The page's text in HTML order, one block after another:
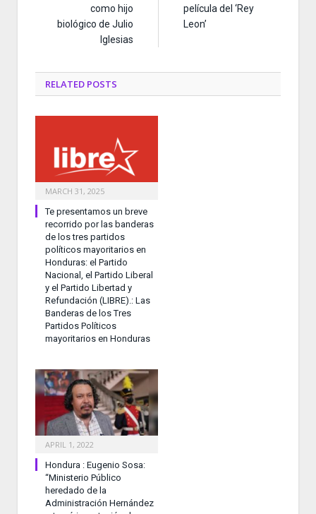
como hijo
biológico de Julio
Iglesias
película del ‘Rey
Leon’
RELATED POSTS
MARCH 31, 2025
Te presentamos un breve
recorrido por las banderas
de los tres partidos
políticos mayoritarios en
Honduras: el Partido
Nacional, el Partido Liberal
y el Partido Libertad y
Refundación (LIBRE).: Las
Banderas de los Tres
Partidos Políticos
mayoritarios en Honduras
APRIL 1, 2022
Hondura : Eugenio Sosa:
“Ministerio Público
heredado de la
Administración Hernández